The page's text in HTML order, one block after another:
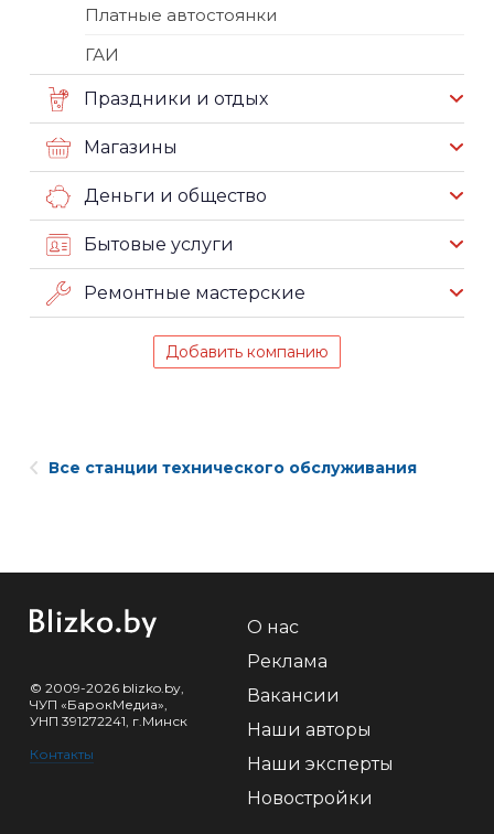
Платные автостоянки
ГАИ
Праздники и отдых
Магазины
Деньги и общество
Бытовые услуги
Ремонтные мастерские
Добавить компанию
Все станции технического обслуживания
© 2009-2026 blizko.by,
ЧУП «БарокМедиа»,
УНП 391272241, г.Минск
Контакты
О нас
Реклама
Вакансии
Наши авторы
Наши эксперты
Новостройки